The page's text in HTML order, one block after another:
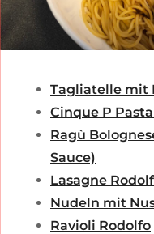
Tagliatelle mit
Cinque P
Ragù
Sauce)
Lasagne
Nudeln mit
Ravioli Rodolfo